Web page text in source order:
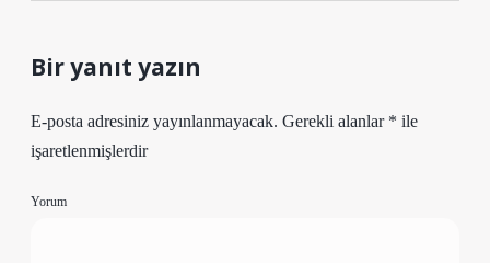
Bir yanıt yazın
E-posta adresiniz yayınlanmayacak. Gerekli alanlar * ile
işaretlenmişlerdir
Yorum